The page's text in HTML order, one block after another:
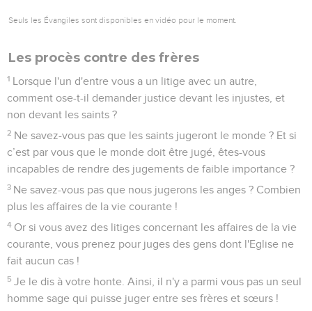
Seuls les Évangiles sont disponibles en vidéo pour le moment.
Les procès contre des frères
1 Lorsque l'un d'entre vous a un litige avec un autre,
comment ose-t-il demander justice devant les injustes, et
non devant les saints ?
2 Ne savez-vous pas que les saints jugeront le monde ? Et si
c’est par vous que le monde doit être jugé, êtes-vous
incapables de rendre des jugements de faible importance ?
3 Ne savez-vous pas que nous jugerons les anges ? Combien
plus les affaires de la vie courante !
4 Or si vous avez des litiges concernant les affaires de la vie
courante, vous prenez pour juges des gens dont l'Eglise ne
fait aucun cas !
5 Je le dis à votre honte. Ainsi, il n'y a parmi vous pas un seul
homme sage qui puisse juger entre ses frères et sœurs !